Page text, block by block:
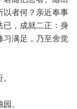
以者何？亲近奉事
已，成就二正：身
习满足，乃至舍觉
。